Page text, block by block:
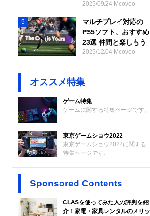
2025/09/24 Moovoo
5
マルチプレイ対応の
PS5ソフト、おすすめ
23選 仲間と楽しもう
2025/12/04 Moovoo
オススメ特集
ゲーム特集
ゲームに関する特集ページです。
東京ゲームショウ2022
東京ゲームショウ2022に関する
特集ページです。
Sponsored Contents
CLASを使ってみた人の評判を紹
介！家電・家具レンタルのメリッ